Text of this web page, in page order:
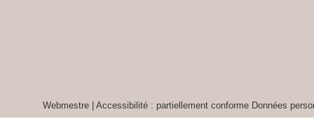
Webmestre| Accessibilité : partiellement conforme Données